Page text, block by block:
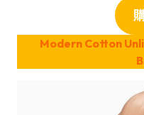
Modern Cotton